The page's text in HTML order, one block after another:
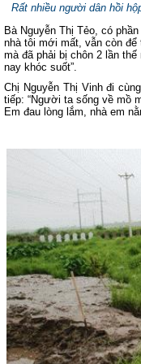
Rất nhiều người dân hồi
Bà Nguyễn Thị Tẻo, có
nhà tôi mới mất, vẫn còn
mà đã phải bị chôn 2 lần
nay khóc suốt”.
Chị Nguyễn Thị Vinh đi
tiếp: “Người ta sống về mồ
Em đau lòng lắm, nhà em